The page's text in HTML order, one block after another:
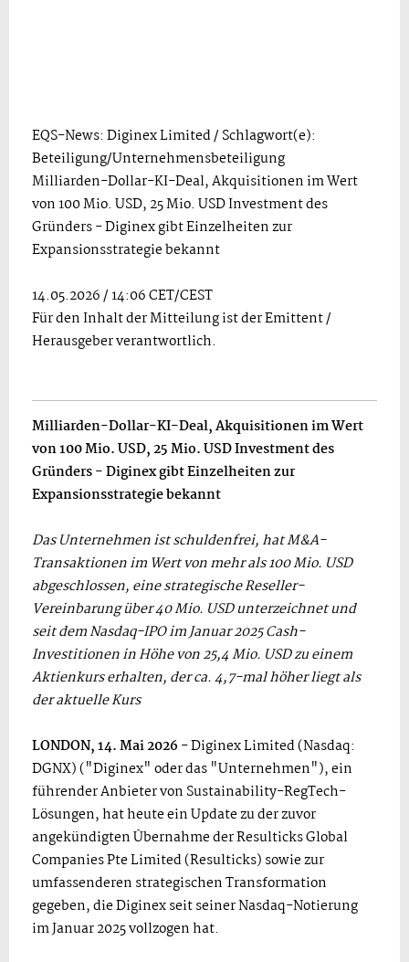
EQS-News: Diginex Limited / Schlagwort(e):
Beteiligung/Unternehmensbeteiligung
Milliarden-Dollar-KI-Deal, Akquisitionen im Wert
von 100 Mio. USD, 25 Mio. USD Investment des
Gründers - Diginex gibt Einzelheiten zur
Expansionsstrategie bekannt
14.05.2026 / 14:06 CET/CEST
Für den Inhalt der Mitteilung ist der Emittent /
Herausgeber verantwortlich.
Milliarden-Dollar-KI-Deal, Akquisitionen im Wert
von 100 Mio. USD, 25 Mio. USD Investment des
Gründers - Diginex gibt Einzelheiten zur
Expansionsstrategie bekannt
Das Unternehmen ist schuldenfrei, hat M&A-
Transaktionen im Wert von mehr als 100 Mio. USD
abgeschlossen, eine strategische Reseller-
Vereinbarung über 40 Mio. USD unterzeichnet und
seit dem Nasdaq-IPO im Januar 2025 Cash-
Investitionen in Höhe von 25,4 Mio. USD zu einem
Aktienkurs erhalten, der ca. 4,7-mal höher liegt als
der aktuelle Kurs
LONDON, 14. Mai 2026 - Diginex Limited (Nasdaq:
DGNX) ("Diginex" oder das "Unternehmen"), ein
führender Anbieter von Sustainability-RegTech-
Lösungen, hat heute ein Update zu der zuvor
angekündigten Übernahme der Resulticks Global
Companies Pte Limited (Resulticks) sowie zur
umfassenderen strategischen Transformation
gegeben, die Diginex seit seiner Nasdaq-Notierung
im Januar 2025 vollzogen hat.